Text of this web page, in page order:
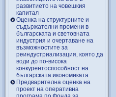
развитието на човешкия
капитал
Оценка на структурните и
съдържателни промени в
българската и световната
индустрия и очертаване на
възможностите за
реиндустриализация, която да
води до по-висока
конкурентоспособност на
българската икономиката
Предварителна оценка на
проект на оперативна